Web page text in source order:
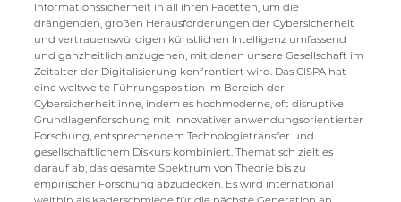
Informationssicherheit in all ihren Facetten, um die
drängenden, großen Herausforderungen der Cybersicherheit
und vertrauenswürdigen künstlichen Intelligenz umfassend
und ganzheitlich anzugehen, mit denen unsere Gesellschaft im
Zeitalter der Digitalisierung konfrontiert wird. Das CISPA hat
eine weltweite Führungsposition im Bereich der
Cybersicherheit inne, indem es hochmoderne, oft disruptive
Grundlagenforschung mit innovativer anwendungsorientierter
Forschung, entsprechendem Technologietransfer und
gesellschaftlichem Diskurs kombiniert. Thematisch zielt es
darauf ab, das gesamte Spektrum von Theorie bis zu
empirischer Forschung abzudecken. Es wird international